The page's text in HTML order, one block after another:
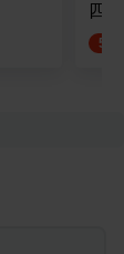
四
5.0